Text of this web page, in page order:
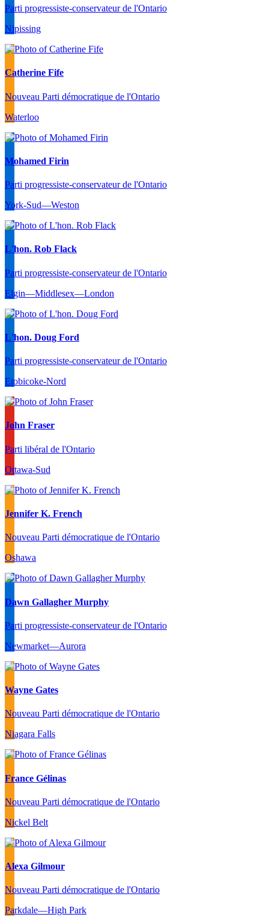
Parti progressiste-conservateur de l'Ontario
Nipissing
Catherine Fife
Nouveau Parti démocratique de l'Ontario
Waterloo
Mohamed Firin
Parti progressiste-conservateur de l'Ontario
York-Sud—Weston
L'hon. Rob Flack
Parti progressiste-conservateur de l'Ontario
Elgin—Middlesex—London
L'hon. Doug Ford
Parti progressiste-conservateur de l'Ontario
Etobicoke-Nord
John Fraser
Parti libéral de l'Ontario
Ottawa-Sud
Jennifer K. French
Nouveau Parti démocratique de l'Ontario
Oshawa
Dawn Gallagher Murphy
Parti progressiste-conservateur de l'Ontario
Newmarket—Aurora
Wayne Gates
Nouveau Parti démocratique de l'Ontario
Niagara Falls
France Gélinas
Nouveau Parti démocratique de l'Ontario
Nickel Belt
Alexa Gilmour
Nouveau Parti démocratique de l'Ontario
Parkdale—High Park